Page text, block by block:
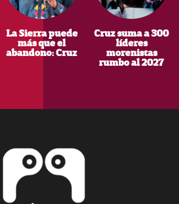
La Sierra puede
más que el
abandono: Cruz
Cruz suma a 300
líderes
morenistas
rumbo al 2027